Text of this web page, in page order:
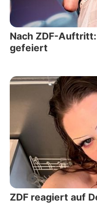
Nach ZDF-
gefeiert
ZDF reagiert auf